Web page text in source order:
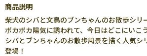
商品説明
柴犬のシバと文鳥のブンちゃんのお散歩シリ
ポカポカ陽気に誘われて、今日はどこにいこ
シバとブンちゃんのお散歩風景を描く人気シ
登場！